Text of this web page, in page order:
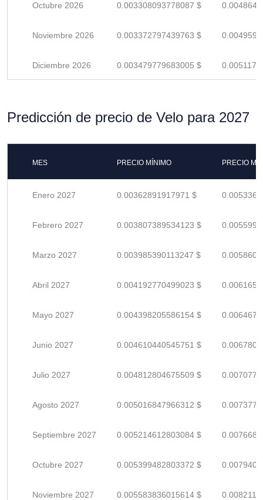
Octubre 2026 0.003308093778087 $
Noviembre 2026 0.003372797439763 $
Diciembre 2026 0.003479779683005 $
Predicción de precio de Velo para 2027
MES PRECIO MÍNIMO PRECIO
Enero 2027 0.00362891917971 $
Febrero 2027 0.003807389534123 $
Marzo 2027 0.003985390113247 $
Abril 2027 0.004192770499023 $
Mayo 2027 0.004398205586154 $
Junio 2027 0.004610440545751 $
Julio 2027 0.004812804675509 $
Agosto 2027 0.005016847966312 $
Septiembre 2027 0.005214612803084 $
Octubre 2027 0.005399482803372 $
Noviembre 2027 0.005583836015614 $